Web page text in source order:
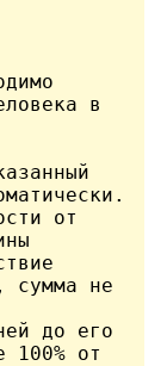
в
от
сумма не
до его
100% от